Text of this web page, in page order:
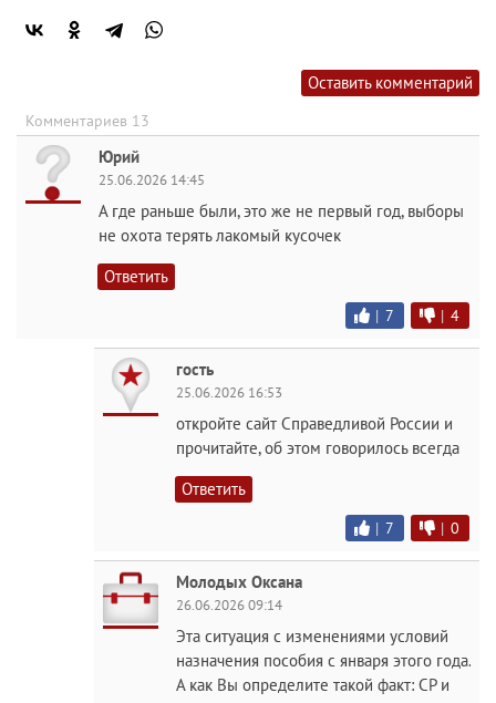
Оставить комментарий
Комментариев 13
Юрий
25.06.2026 14:45
А где раньше были, это же не первый год, выборы
не охота терять лакомый кусочек
Ответить
| 7 | 4
гость
25.06.2026 16:53
откройте сайт Справедливой России и
прочитайте, об этом говорилось всегда
Ответить
| 7 | 0
Молодых Оксана
26.06.2026 09:14
Эта ситуация с изменениями условий
назначения пособия с января этого года.
А как Вы определите такой факт: СР и